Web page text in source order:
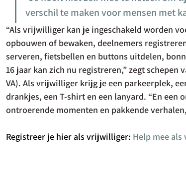
verschil te maken voor mensen met
“Als vrijwilliger kan je ingeschakeld worden
opbouwen of bewaken, deelnemers
serveren, fietsbellen en buttons uitdelen,
16 jaar kan zich nu registreren,” zegt schepen
VA). Als vrijwilliger krijg je een parkeerplek,
drankjes, een T-shirt en een lanyard. “En een
ontroerende momenten en pakkende
Registreer je hier als vrijwilliger: Help mee